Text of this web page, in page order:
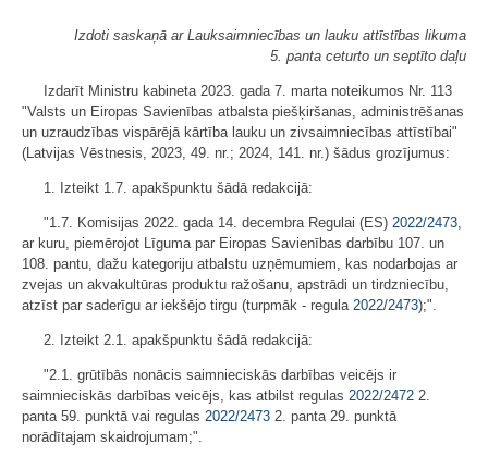
Izdoti saskaņā ar Lauksaimniecības un lauku attīstības likuma
5. panta ceturto un septīto daļu
Izdarīt Ministru kabineta 2023. gada 7. marta noteikumos Nr. 113
"Valsts un Eiropas Savienības atbalsta piešķiršanas, administrēšanas
un uzraudzības vispārējā kārtība lauku un zivsaimniecības attīstībai"
(Latvijas Vēstnesis, 2023, 49. nr.; 2024, 141. nr.) šādus grozījumus:
1. Izteikt 1.7. apakšpunktu šādā redakcijā:
"1.7. Komisijas 2022. gada 14. decembra Regulai (ES) 2022/2473,
ar kuru, piemērojot Līguma par Eiropas Savienības darbību 107. un
108. pantu, dažu kategoriju atbalstu uzņēmumiem, kas nodarbojas ar
zvejas un akvakultūras produktu ražošanu, apstrādi un tirdzniecību,
atzīst par saderīgu ar iekšējo tirgu (turpmāk - regula 2022/2473);".
2. Izteikt 2.1. apakšpunktu šādā redakcijā:
"2.1. grūtībās nonācis saimnieciskās darbības veicējs ir
saimnieciskās darbības veicējs, kas atbilst regulas 2022/2472 2.
panta 59. punktā vai regulas 2022/2473 2. panta 29. punktā
norādītajam skaidrojumam;".